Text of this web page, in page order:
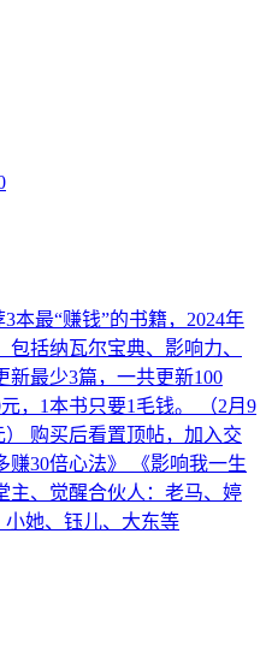
本最“赚钱”的书籍，2024年
括纳瓦尔宝典、影响力、
新最少3篇，一共更新100
，1本书只要1毛钱。 （2月9
） 购买后看置顶帖，加入交
赚30倍心法》 《影响我一生
主、觉醒合伙人：老马、婷
她、钰儿、大东等